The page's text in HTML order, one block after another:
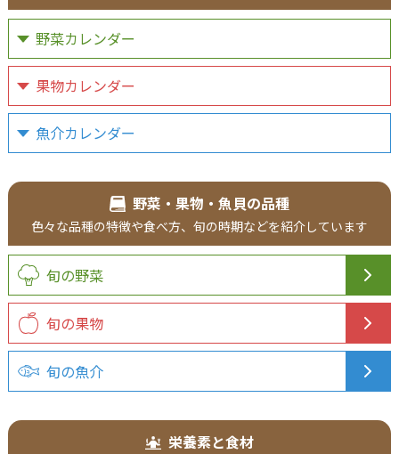
野菜カレンダー
果物カレンダー
魚介カレンダー
野菜・果物・魚貝の品種
色々な品種の特徴や食べ方、旬の時期などを紹介しています
旬の野菜
旬の果物
旬の魚介
栄養素と食材